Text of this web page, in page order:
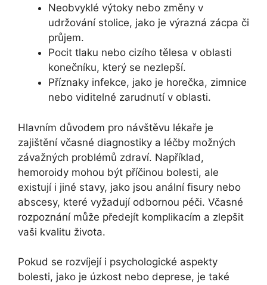
Neobvyklé výtoky nebo změny v
udržování stolice, jako je výrazná zácpa či
průjem.
Pocit tlaku nebo cizího tělesa v oblasti
konečníku, který se nezlepší.
Příznaky infekce, jako je horečka, zimnice
nebo viditelné zarudnutí v oblasti.
Hlavním důvodem pro návštěvu lékaře je
zajištění včasné diagnostiky a léčby možných
závažných problémů zdraví. Například,
hemoroidy mohou být příčinou bolesti, ale
existují i jiné stavy, jako jsou anální fisury nebo
abscesy, které vyžadují odbornou péči. Včasné
rozpoznání může předejít komplikacím a zlepšit
vaši kvalitu života.
Pokud se rozvíjejí i psychologické aspekty
bolesti, jako je úzkost nebo deprese, je také